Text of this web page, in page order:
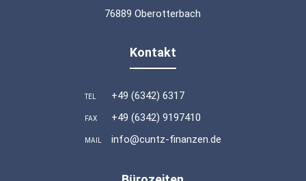
76889 Oberotterbach
Kontakt
TEL +49 (6342) 6317
FAX +49 (6342) 9197410
MAIL info@cuntz-finanzen.de